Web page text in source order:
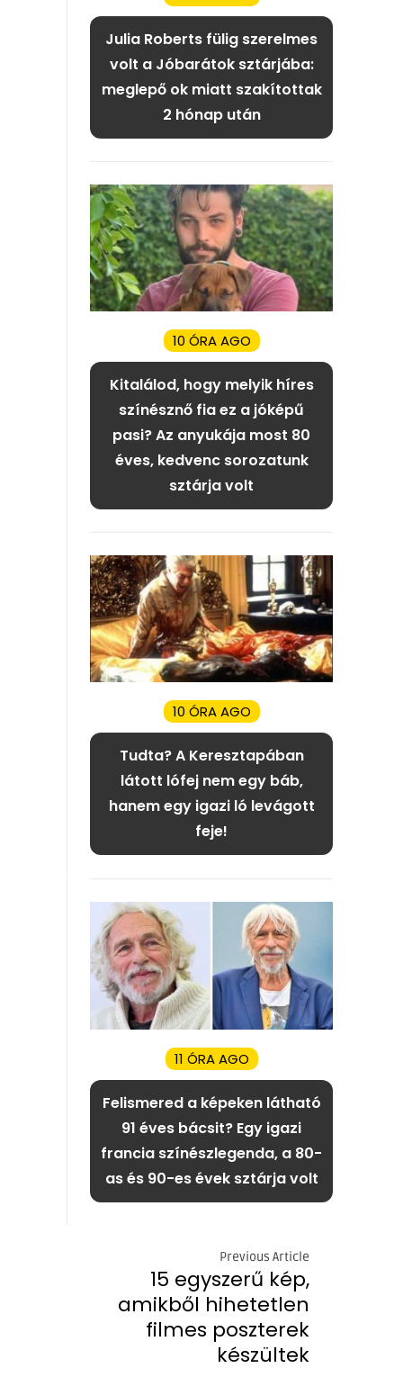
Julia Roberts fülig szerelmes
volt a Jóbarátok sztárjába:
meglepő ok miatt szakítottak
2 hónap után
10 ÓRA AGO
Kitalálod, hogy melyik híres
színésznő fia ez a jóképű
pasi? Az anyukája most 80
éves, kedvenc sorozatunk
sztárja volt
10 ÓRA AGO
Tudta? A Keresztapában
látott lófej nem egy báb,
hanem egy igazi ló levágott
feje!
11 ÓRA AGO
Felismered a képeken látható
91 éves bácsit? Egy igazi
francia színészlegenda, a 80-
as és 90-es évek sztárja volt
Previous Article
15 egyszerű kép,
amikből hihetetlen
filmes poszterek
készültek